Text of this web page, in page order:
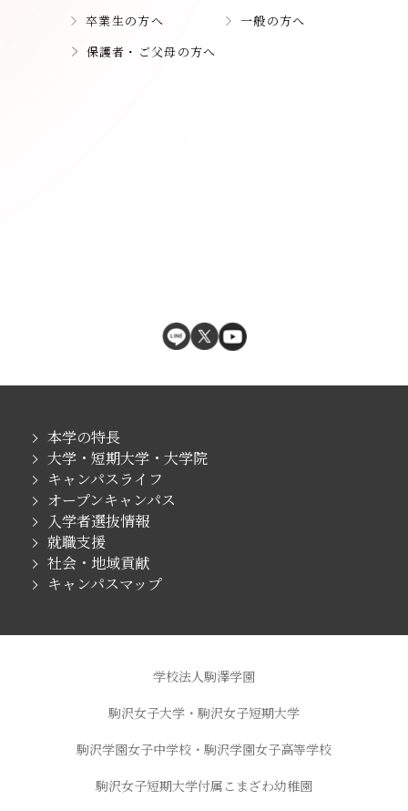
卒業生の方へ
一般の方へ
保護者・ご父母の方へ
本学の特長
大学・短期大学・大学院
キャンパスライフ
オープンキャンパス
入学者選抜情報
就職支援
社会・地域貢献
キャンパスマップ
学校法人駒澤学園
駒沢女子大学・駒沢女子短期大学
駒沢学園女子中学校・駒沢学園女子高等学校
駒沢女子短期大学付属こまざわ幼稚園